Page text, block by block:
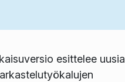
esittelee uusia